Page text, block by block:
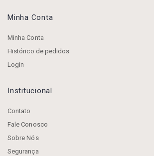
Minha Conta
Minha Conta
Histórico de pedidos
Login
Institucional
Contato
Fale Conosco
Sobre Nós
Segurança